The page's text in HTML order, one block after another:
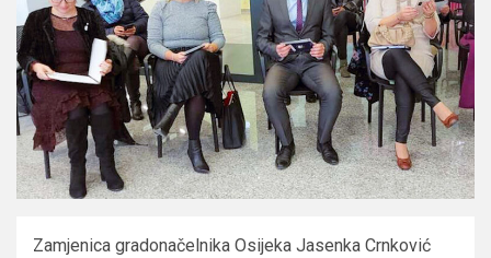
Zamjenica gradonačelnika Osijeka Jasenka Crnković